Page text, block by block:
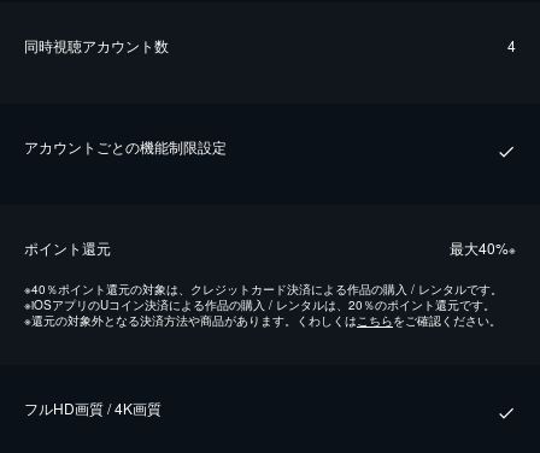
同時視聴アカウント数 4
アカウントごとの機能制限設定
ポイント還元 最⼤40%※
※40％ポイント還元の対象は、クレジットカード決済による作品の購入 / レンタルです。
※iOSアプリのUコイン決済による作品の購入 / レンタルは、20％のポイント還元です。
※還元の対象外となる決済方法や商品があります。くわしくはこちらをご確認ください。
フルHD画質 / 4K画質